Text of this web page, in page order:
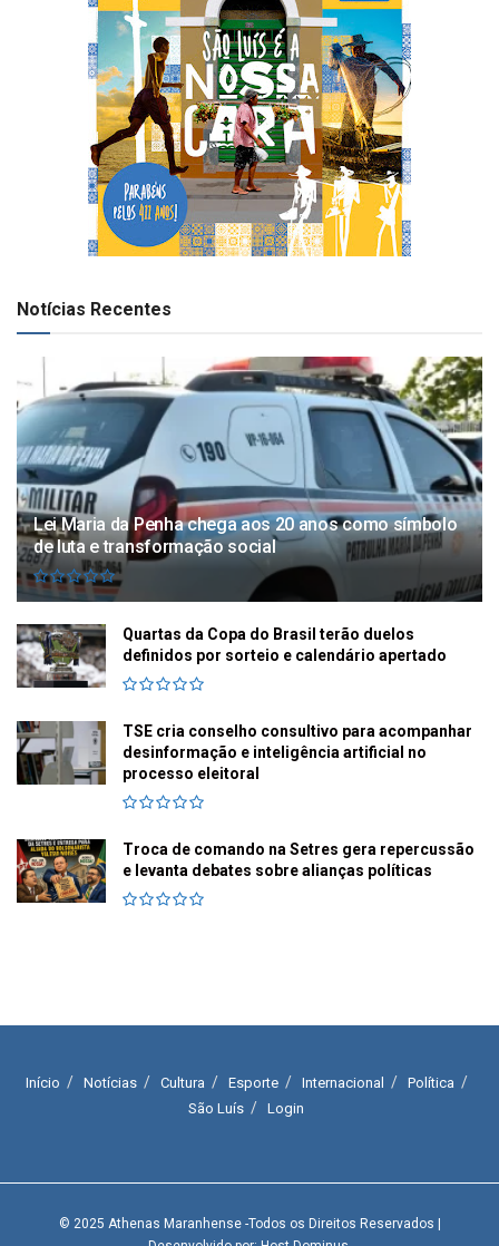
Notícias Recentes
Lei Maria da Penha chega aos 20 anos como símbolo
de luta e transformação social
Quartas da Copa do Brasil terão duelos
definidos por sorteio e calendário apertado
TSE cria conselho consultivo para acompanhar
desinformação e inteligência artificial no
processo eleitoral
Troca de comando na Setres gera repercussão
e levanta debates sobre alianças políticas
Início Notícias Cultura Esporte Internacional
Política
São Luís
Login
© 2025 Athenas Maranhense-Todos os Direitos Reservados